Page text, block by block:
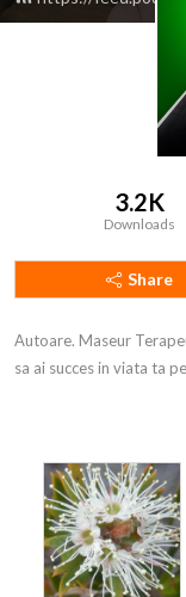
3.2K
Downloads
Share
Autoare. Maseur
sa ai succes in viata ta